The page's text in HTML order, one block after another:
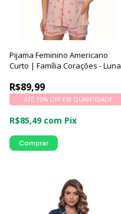
Pijama Feminino Americano
Curto | Família Corações - Luna
R$89,99
ATÉ 15% OFF EM QUANTIDADE
R$85,49 com Pix
Comprar